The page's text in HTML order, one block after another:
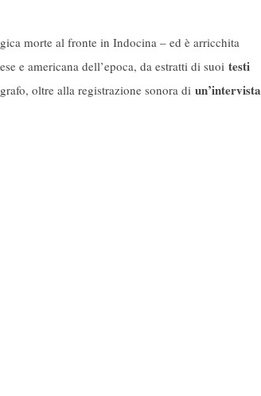
morte al fronte in Indocina – ed è arricchita
e americana dell’epoca, da estratti di suoi testi
oltre alla registrazione sonora di un’intervista